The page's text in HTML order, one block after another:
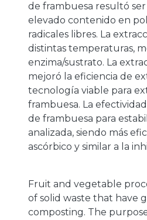
de frambuesa resultó
elevado contenido en
radicales libres. La
distintas temperaturas,
enzima/sustrato. La
mejoró la eficiencia de
tecnología viable para
frambuesa. La
de frambuesa para
analizada, siendo más
ascórbico y similar a la
Fruit and vegetable
of solid waste that have
composting. The